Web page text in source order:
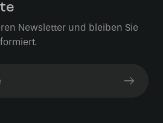
Newsletter und bleiben Sie